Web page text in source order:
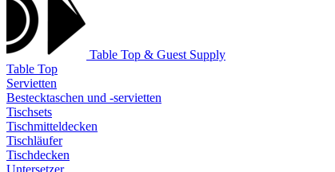
Table Top & Guest Supply
Table Top
Servietten
Bestecktaschen und -servietten
Tischsets
Tischmitteldecken
Tischläufer
Tischdecken